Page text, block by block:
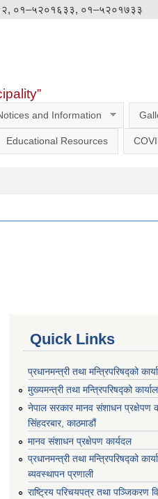
०१–५२०१६३३, ०१–५२०१७३३
and Information
Educational Resources
Quick Links
प्रधानमन्त्री तथा मन्त्रिपरिषद्को
मुख्यमन्त्री तथा मन्त्रिपरिषद्को
नेपाल सरकार मानव संशाधन प्रक्षेपण
सिंहदरबार, काठमाडौं
मानव संशाधन प्रक्षेपण कार्यदल
प्रधानमन्त्री तथा मन्त्रिपरिषद्को
ब्यवस्थापन प्रणाली
राष्ट्रिय परिचयपत्र तथा पञ्जिकरण